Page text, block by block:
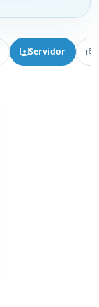
Servidor